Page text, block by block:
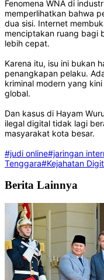
Fenomena WNA di
memperlihatkan bahwa
dua sisi. Internet
menciptakan ruang bagi
lebih cepat.
Karena itu, isu ini bukan
penangkapan pelaku.
kriminal modern yang
global.
Dan kasus di Hayam
ilegal digital tidak lagi
masyarakat kota besar.
#judi online#jaringan
Tenggara#Kejahatan
Berita Lainnya